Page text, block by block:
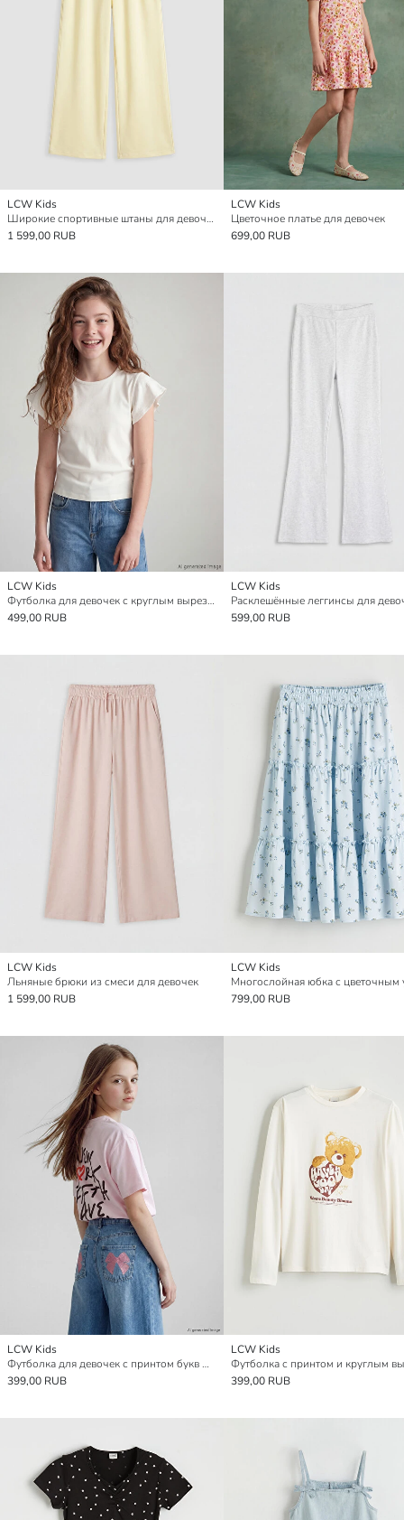
LCW Kids
Широкие спортивные штаны для девочек с мягким прикосновением
1 599,00 RUB
LCW Kids
Цветочное платье для девочек
699,00 RUB
LCW Kids
Футболка для девочек с круглым вырезом и оборками на рукавах
499,00 RUB
LCW Kids
Расклешённые леггинсы для
599,00 RUB
LCW Kids
Льняные брюки из смеси для девочек
1 599,00 RUB
LCW Kids
799,00 RUB
LCW Kids
Футболка для девочек с принтом букв NYC
399,00 RUB
LCW Kids
399,00 RUB